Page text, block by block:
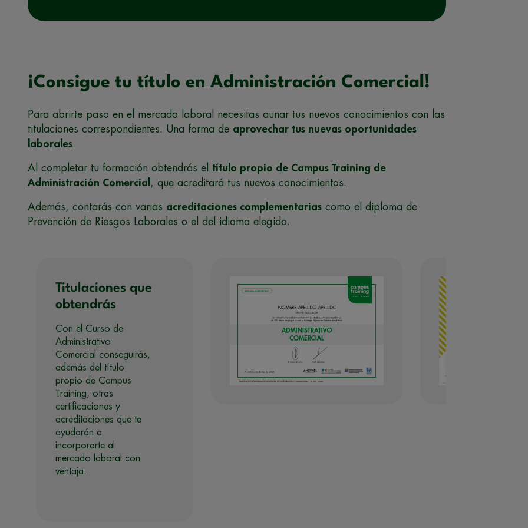
¡Consigue tu título en Administración Comercial!
Para abrirte paso en el mercado laboral necesitas aunar tus nuevos conocimientos con las
titulaciones correspondientes. Una forma de aprovechar tus nuevas oportunidades
laborales.
Al completar tu formación obtendrás el título propio de Campus Training de
Administración Comercial , que acreditará tus nuevos conocimientos.
Además, contarás con varias acreditaciones complementarias como el diploma de
Prevención de Riesgos Laborales o el del idioma elegido.
Titulaciones que
obtendrás
Con el Curso de
Administrativo
Comercial conseguirás,
además del título
propio de Campus
Training, otras
certificaciones y
acreditaciones que te
ayudarán a
incorporarte al
mercado laboral con
ventaja.